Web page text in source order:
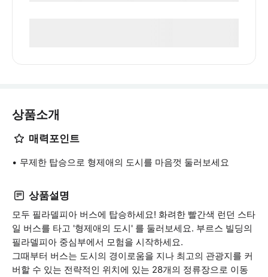
상품소개
매력포인트
무제한 탑승으로 형제애의 도시를 마음껏 둘러보세요
상품설명
모두 필라델피아 버스에 탑승하세요! 화려한 빨간색 런던 스타
일 버스를 타고 '형제애의 도시' 를 둘러보세요. 부르스 빌딩의
필라델피아 중심부에서 모험을 시작하세요.
그때부터 버스는 도시의 경이로움을 지나 최고의 관광지를 커
버할 수 있는 전략적인 위치에 있는 28개의 정류장으로 이동